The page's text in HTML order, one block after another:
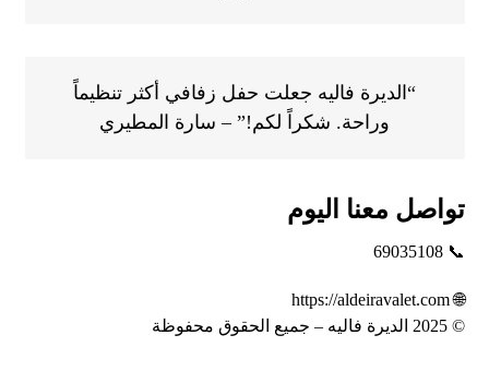
“الديرة فاليه جعلت حفل زفافي أكثر تنظيماً
وراحة. شكراً لكم!” – سارة المطيري
تواصل معنا اليوم
📞
69035108
🌐
https://aldeiravalet.com
© 2025 الديرة فاليه – جميع الحقوق محفوظة